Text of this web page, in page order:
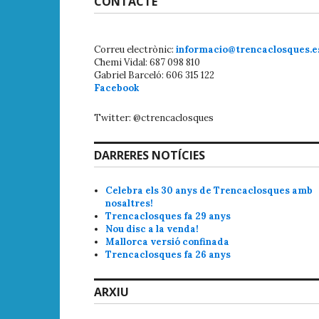
Correu electrònic:
Chemi Vidal: 687 098 810
Gabriel Barceló: 606 315 122
Facebook
Twitter: @ctrencaclosques
DARRERES NOTÍCIES
Celebra els 30 anys de Trencaclosques amb
nosaltres!
Trencaclosques fa 29 anys
Nou disc a la venda!
Mallorca versió confinada
Trencaclosques fa 26 anys
ARXIU